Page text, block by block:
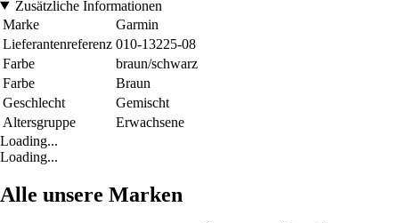
Zusätzliche Informationen
Marke
Garmin
Lieferantenreferenz 010-13225-08
Farbe
braun/schwarz
Farbe
Braun
Geschlecht
Gemischt
Altersgruppe
Erwachsene
Loading...
Loading...
Alle unsere Marken